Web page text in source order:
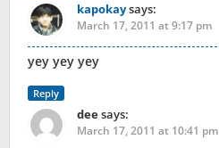
kapokaysays:
March 17, 2011 at 9:17 pm
yey yey yey
Reply
deesays:
March 17, 2011 at 10:41 pm